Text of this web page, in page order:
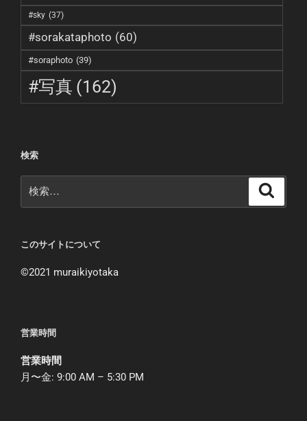
#sky (37)
#sorakataphoto (60)
#soraphoto (39)
#写真 (162)
検索
索:
このサイトについて
©︎2021 muraikiyotaka
営業時間
営業時間
月〜金: 9:00 AM – 5:30 PM